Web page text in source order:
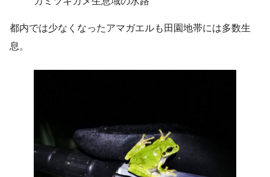
都内では少なくなったアマガエルも田園地帯には多数生
息。